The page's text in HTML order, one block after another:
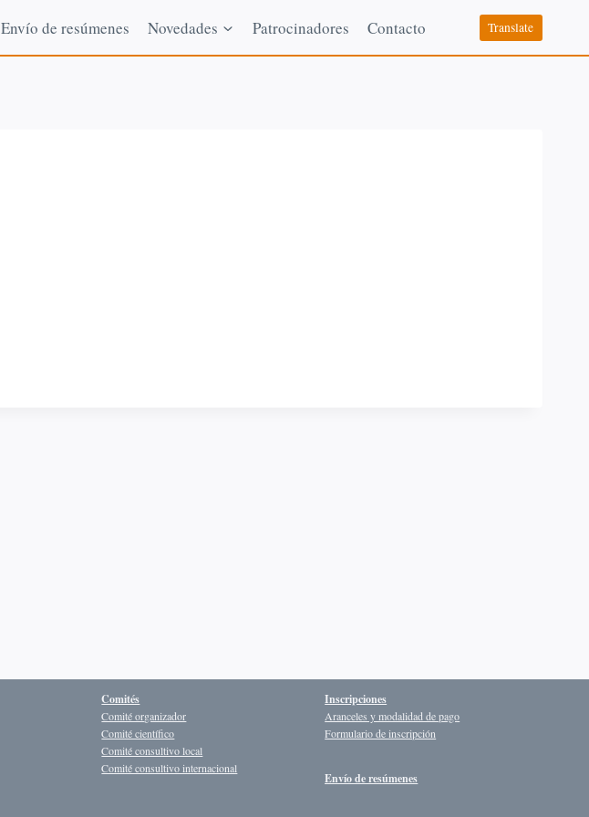
Envío de resúmenes Novedades Patrocinadores Contacto Translate
Comités
Comité organizador
Comité científico
Comité consultivo local
Comité consultivo internacional
Inscripciones
Aranceles y modalidad de pago
Formulario de inscripción
Envío de resúmenes